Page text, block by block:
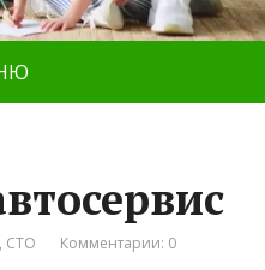
, СТО Комментарии: 0